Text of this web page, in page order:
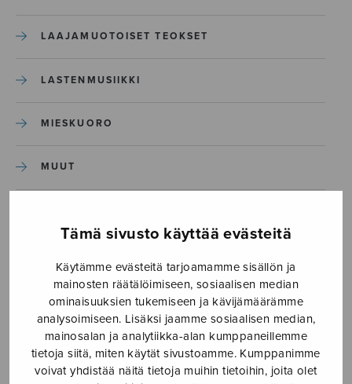
Tämä sivusto käyttää evästeitä
Käytämme evästeitä tarjoamamme sisällön ja
mainosten räätälöimiseen, sosiaalisen median
ominaisuuksien tukemiseen ja kävijämäärämme
analysoimiseen. Lisäksi jaamme sosiaalisen median,
mainosalan ja analytiikka-alan kumppaneillemme
tietoja siitä, miten käytät sivustoamme. Kumppanimme
voivat yhdistää näitä tietoja muihin tietoihin, joita olet
LAAJAMUOTOISET TEOKSET
LASTENMUSIIKKI
MIESKUORO
MUUT
SOITINKOULUT JA OPPAAT
SOITINMUSIIKKI